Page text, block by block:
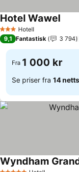
3 StjernerHotell
Hotel Wawel
9,1 Fantastisk 3 794
Fra 1 000 kr
Se priser fra 14
Wyndham